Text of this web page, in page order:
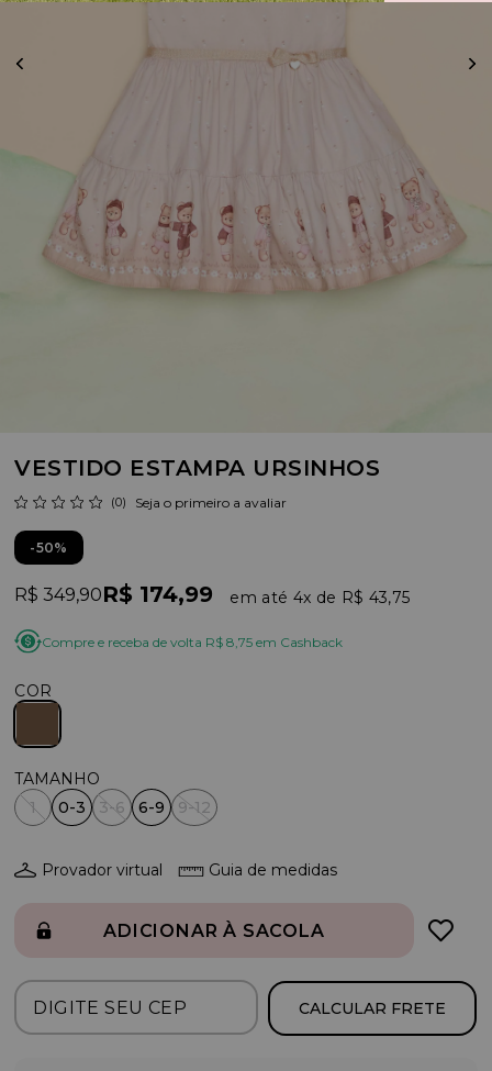
VESTIDO ESTAMPA URSINHOS
(0) Seja o primeiro a avaliar
50%
R$ 349,90R$ 174,99 4x R$ 43,75
Compre e receba de volta R$ 8,75 em Cashback
COR
1 0-3 3-6 6-9 9-12
Provador virtual Guia de medidas
ADICIONAR À SACOLA
CALCULAR FRETE